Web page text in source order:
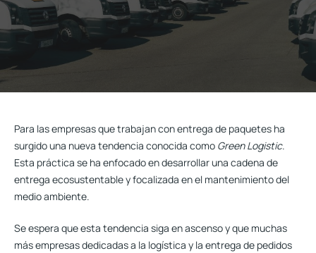
Para las empresas que trabajan con entrega de paquetes ha
surgido una nueva tendencia conocida como Green Logistic.
Esta práctica se ha enfocado en desarrollar una cadena de
entrega ecosustentable y focalizada en el mantenimiento del
medio ambiente.
Se espera que esta tendencia siga en ascenso y que muchas
más empresas dedicadas a la logística y la entrega de pedidos